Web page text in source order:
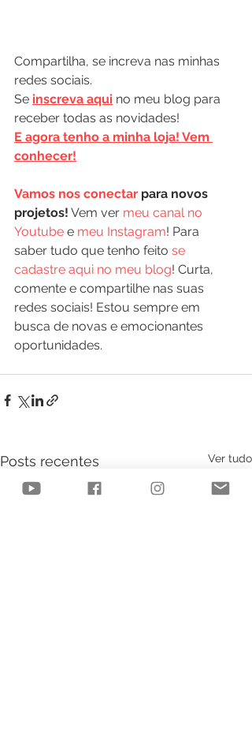
Compartilha, se increva nas minhas
redes sociais.
Se inscreva aqui no meu blog para
receber todas as novidades!
E agora tenho a minha loja! Vem
conhecer!
Vamos nos conectar para novos
projetos! Vem ver meu canal no
Youtube e meu Instagram! Para
saber tudo que tenho feito se
cadastre aqui no meu blog! Curta,
comente e compartilhe nas suas
redes sociais! Estou sempre em
busca de novas e emocionantes
oportunidades.
Posts recentes Ver tudo